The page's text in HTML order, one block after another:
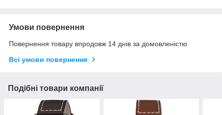
Умови повернення
Повернення товару впродовж 14 днів за домовленістю
Всі умови повернення
Подібні товари компанії